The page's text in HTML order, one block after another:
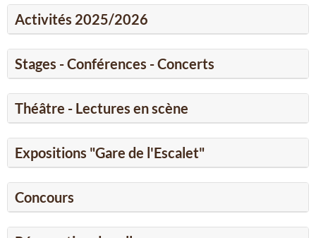
Activités 2025/2026
Stages - Conférences - Concerts
Théâtre - Lectures en scène
Expositions "Gare de l'Escalet"
Concours